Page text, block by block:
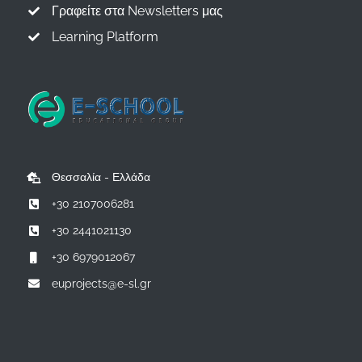
Γραφείτε στα Newsletters μας
Learning Platform
Θεσσαλία - Ελλάδα
+30 2107006281
+30 2441021130
+30 6979012067
euprojects@e-sl.gr